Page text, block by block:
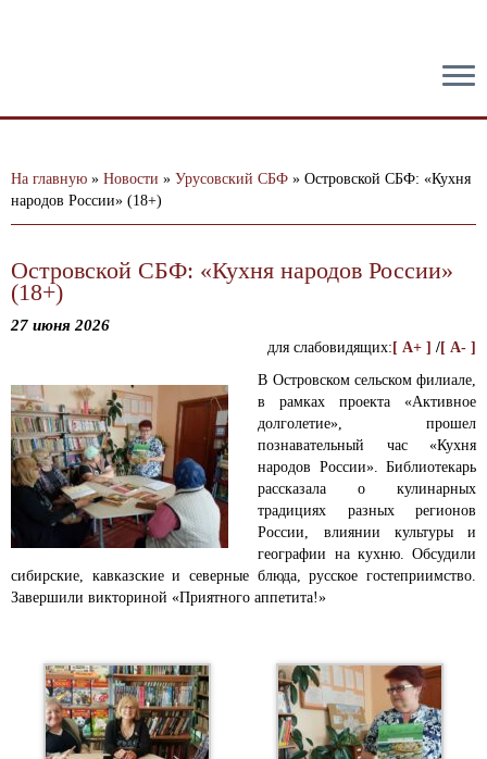
На главную » Новости » Урусовский СБФ » Островской СБФ: «Кухня
народов России» (18+)
Островской СБФ: «Кухня народов России»
(18+)
27 июня 2026
для слабовидящих: [ A+ ] /[ A- ]
В Островском сельском филиале,
в рамках проекта «Активное
долголетие», прошел
познавательный час «Кухня
народов России». Библиотекарь
рассказала о кулинарных
традициях разных регионов
России, влиянии культуры и
географии на кухню. Обсудили
сибирские, кавказские и северные блюда, русское гостеприимство.
Завершили викториной «Приятного аппетита!»